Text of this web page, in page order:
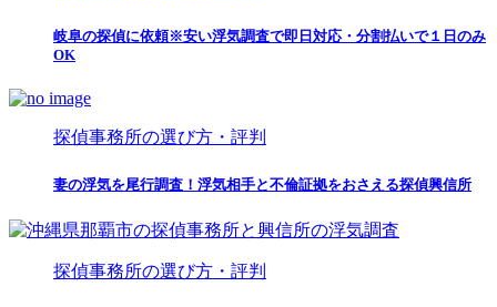
岐阜の探偵に依頼※安い浮気調査で即日対応・分割払いで１日のみ
OK
探偵事務所の選び方・評判
妻の浮気を尾行調査！浮気相手と不倫証拠をおさえる探偵興信所
探偵事務所の選び方・評判